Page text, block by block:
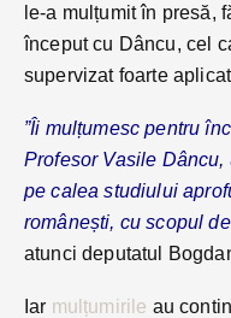
le-a mulțumit în presă,
început cu Dâncu, cel
supervizat foarte
”Îi mulțumesc pentru
Profesor Vasile Dâncu,
pe calea studiului
românești, cu scopul
atunci deputatul
Iar mulțumirile au